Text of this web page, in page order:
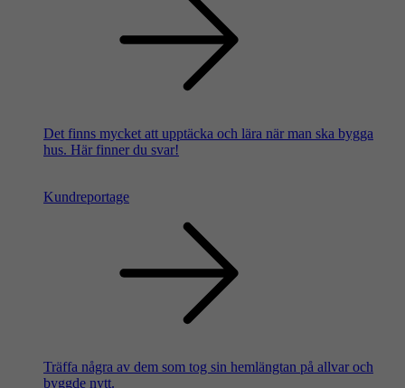
Det finns mycket att upptäcka och lära när man ska bygga
hus. Här finner du svar!
Kundreportage
Träffa några av dem som tog sin hemlängtan på allvar och
byggde nytt.